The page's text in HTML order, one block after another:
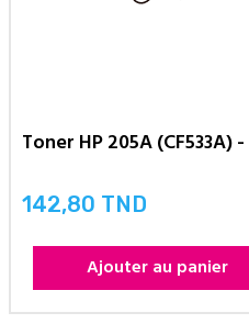
Prix
142,80 TND
Ajouter au panier